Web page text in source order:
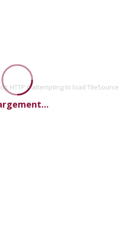
HTTP 0 attempting to load TileSource